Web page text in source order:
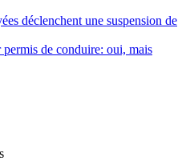
déclenchent une suspension de
de conduire: oui, mais